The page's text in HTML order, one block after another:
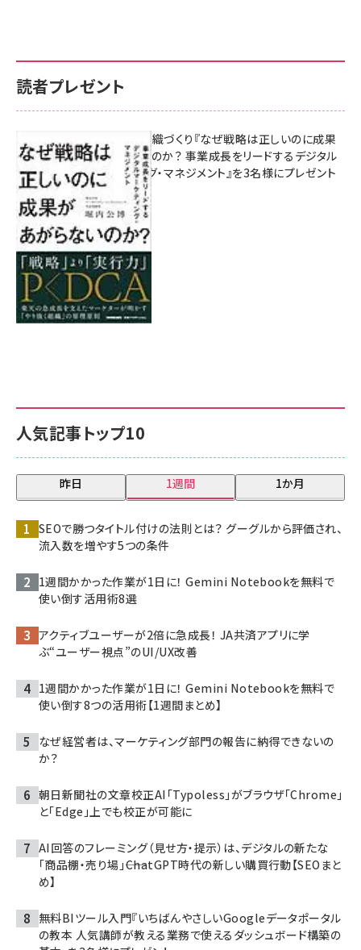
人気記事トップ10
昨日 1週間 1か月
SEOで勝つタイトル付けの法則とは？ グーグルから評価され、
流入数を増やす5つの条件
1週間かかった作業が1日に！ Gemini Notebookを無料で
使い倒す活用術8選
アクティブユーザーが2倍に急成長！ JA共済アプリに学
ぶ“ユーザー視点”のUI/UX改善
1週間かかった作業が1日に！ Gemini Notebookを無料で
使い倒す8つの活用術【1週間まとめ】
なぜ経営者は、マーケティング部門の報告に納得できないの
か？
朝日新聞社の文章校正AI「Typoless」がブラウザ「Chrome」
と「Edge」上でも校正が可能に
AI回答のフレーミング（見せ方・提示）は、デジタルの新たな
「商品棚・売り場」――ChatGPT時代の新しい購買行動【SEOまと
め】
無料BIツール入門『いちばんやさしいGoogleデータポータル
の教本 人気講師が教える業務で使えるダッシュボード構築の
読者プレゼント
成果を生む組織づくり『なぜ戦略は正しいのに成果
があがらないのか？ 事業成長をリードするデジタル
マーケティング・マネジメント』を3名様にプレゼント
8月7日 10:00